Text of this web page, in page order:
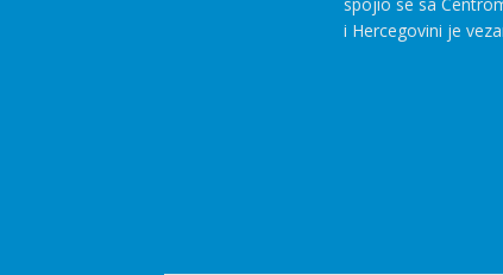
i Hercegovini je